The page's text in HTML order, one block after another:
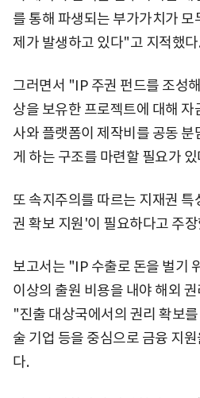
를 통해 파생되는 부가가치가
제가 발생하고 있다"고 지적했다.
그러면서 "IP 주권 펀드를 조성
상을 보유한 프로젝트에 대해
사와 플랫폼이 제작비를 공동
게 하는 구조를 마련할 필요가
또 속지주의를 따르는 지재권 특
권 확보 지원'이 필요하다고 주
보고서는 "IP 수출로 돈을 벌기
이상의 출원 비용을 내야 해외
"진출 대상국에서의 권리 확보
술 기업 등을 중심으로 금융 지
다.